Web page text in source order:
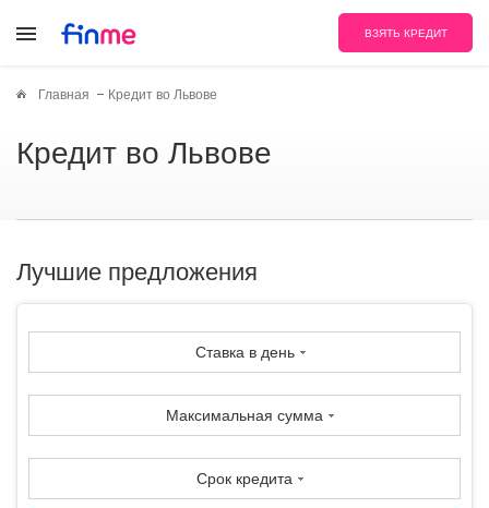
ВЗЯТЬ КРЕДИТ
Главная Кредит во Львове
Кредит во Львове
Лучшие предложения
Ставка в день
Максимальная сумма
Срок кредита